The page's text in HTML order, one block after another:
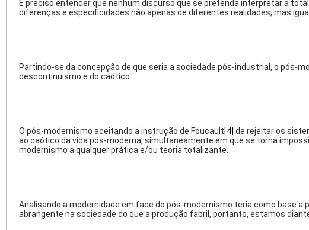
É preciso entender que nenhum discurso que se pretenda interpretar a
diferenças e especificidades náo apenas de diferentes realidades, mas
Partindo-se da concepção de que seria a sociedade pós-industrial, o
descontinuismo e do caótico.
O pós-modernismo aceitando a instrução de Foucault[4] de rejeitar os
ao caótico da vida pós-moderna, simultaneamente em que se torna
modernismo a qualquer prática e/ou teoria totalizante.
Analisando a modernidade em face do pós-modernismo teria como base
abrangente na sociedade do que a produção fabril, portanto, estamos